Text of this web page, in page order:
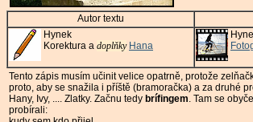
Autor textu
Hynek
Korektura a doplňky Hana
Tento zápis musím učinit velice opatrně, protože
proto, aby se snažila i příště (bramoračka) a za druhé
Hany, Ivy, .... Zlatky. Začnu tedy brífingem. Tam se
probírali: